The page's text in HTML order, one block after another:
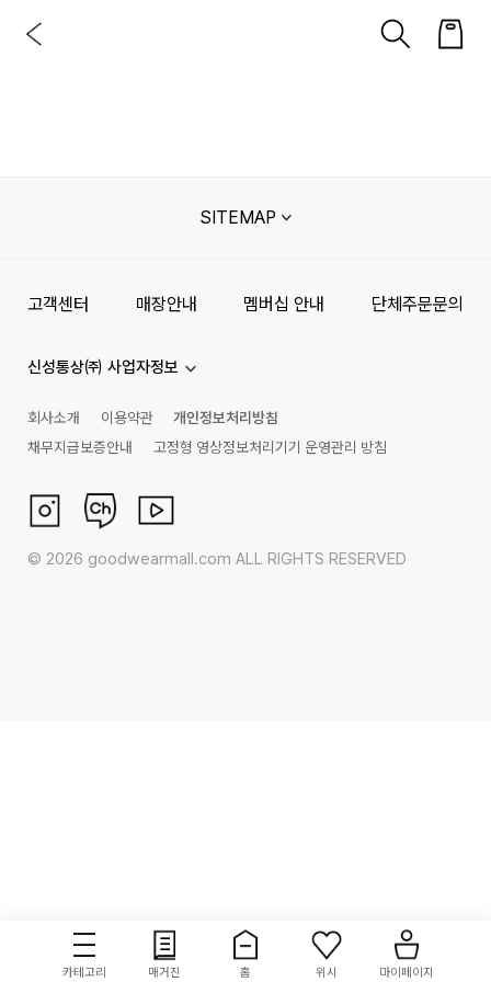
카테고리 매거진 홈 위시 마이페이지
SITEMAP
고객센터 매장안내 멤버십 안내 단체주문문의
신성통상㈜ 사업자정보
회사소개 이용약관
개인정보처리방침
채무지급보증안내
고정형 영상정보처리기기 운영관리 방침
© 2026 goodwearmall.com ALL RIGHTS RESERVED